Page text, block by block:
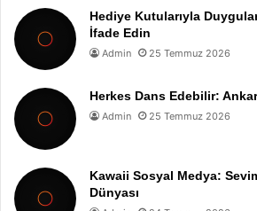
Hediye Kutularıyla
İfade Edin
Admin 25 Temmuz 2026
Herkes Dans Edebilir:
Admin 25 Temmuz 2026
Kawaii Sosyal Medya:
Dünyası